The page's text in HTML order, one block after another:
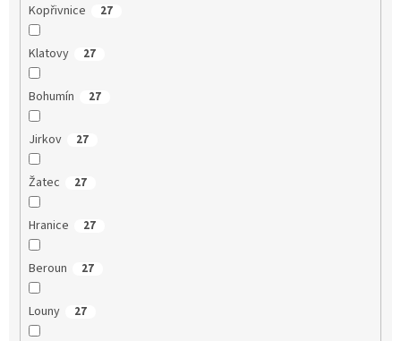
Kopřivnice 27
Klatovy 27
Bohumín 27
Jirkov 27
Žatec 27
Hranice 27
Beroun 27
Louny 27